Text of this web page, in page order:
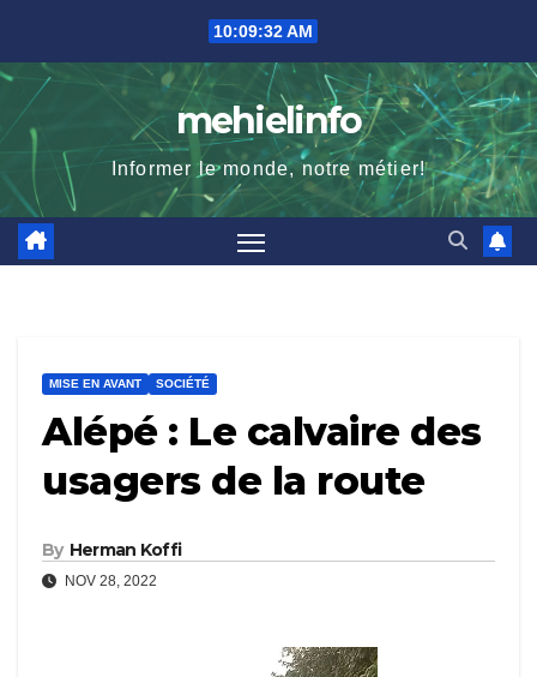
content
10:09:33 AM
mehielinfo
Informer le monde, notre métier!
MISE EN AVANT SOCIÉTÉ
Alépé : Le calvaire des
usagers de la route
By Herman Koffi
NOV 28, 2022